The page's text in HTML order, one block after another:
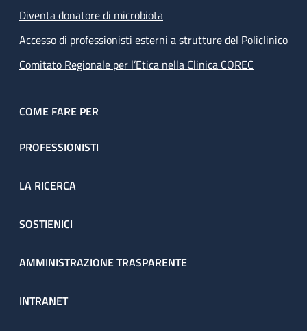
Diventa donatore di microbiota
Accesso di professionisti esterni a strutture del Policlinico
Comitato Regionale per l’Etica nella Clinica COREC
COME FARE PER
PROFESSIONISTI
LA RICERCA
SOSTIENICI
AMMINISTRAZIONE TRASPARENTE
INTRANET